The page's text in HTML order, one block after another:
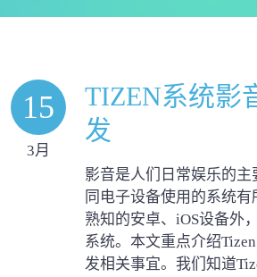
15
3月
TIZEN系统影
发
影音是人们日常娱乐的
同电子设备使用的系统有
熟知的安卓、iOS设备外
系统。本文重点介绍
发相关事宜。我们知道